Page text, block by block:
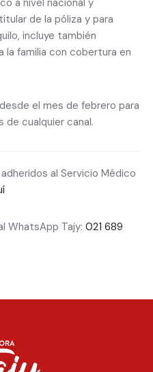
a nivel nacional y
de la póliza y para
incluye también
la familia con cobertura en
el mes de febrero para
de cualquier canal.
al Servicio Médico
WhatsApp Tajy: 021 689